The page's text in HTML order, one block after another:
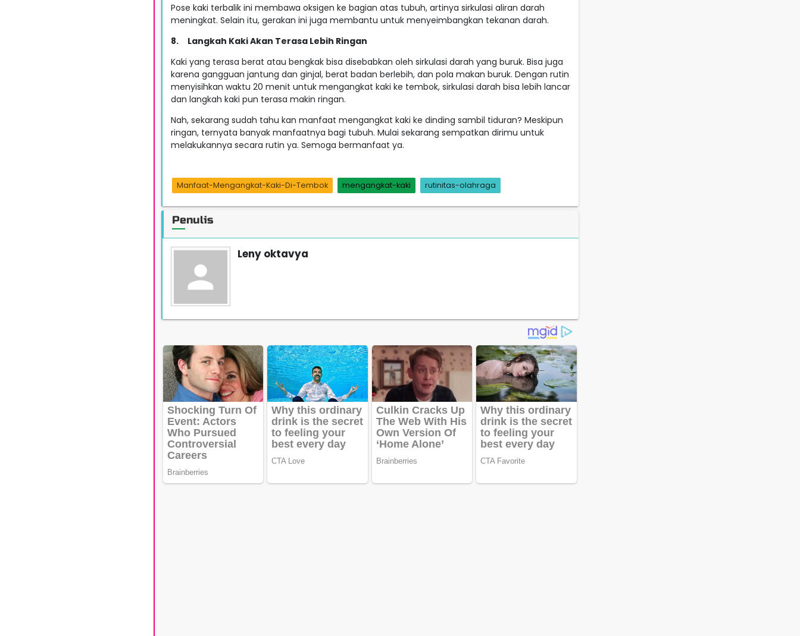
Pose kaki terbalik ini membawa oksigen ke bagian atas tubuh, artinya sirkulasi aliran darah
meningkat. Selain itu, gerakan ini juga membantu untuk menyeimbangkan tekanan darah.
8.
Langkah Kaki Akan Terasa Lebih Ringan
Kaki yang terasa berat atau bengkak bisa disebabkan oleh sirkulasi darah yang buruk. Bisa juga
karena gangguan jantung dan ginjal, berat badan berlebih, dan pola makan buruk. Dengan rutin
menyisihkan waktu 20 menit untuk mengangkat kaki ke tembok, sirkulasi darah bisa lebih lancar
dan langkah kaki pun terasa makin ringan.
Nah, sekarang sudah tahu kan manfaat mengangkat kaki ke dinding sambil tiduran? Meskipun
ringan, ternyata banyak manfaatnya bagi tubuh. Mulai sekarang sempatkan dirimu untuk
melakukannya secara rutin ya. Semoga bermanfaat ya.
Manfaat-Mengangkat-Kaki-Di-Tembok mengangkat-kaki rutinitas-olahraga
Penulis
Leny oktavya